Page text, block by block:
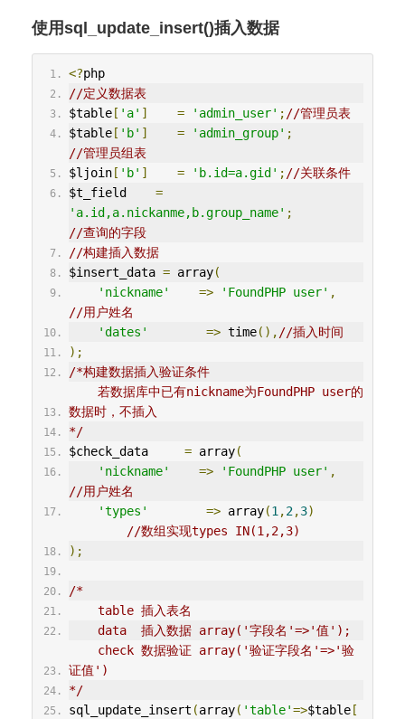
使用sql_update_insert()插入数据
<?php
//定义数据表
$table[ 'a' ] = 'admin_user' ;//管理员表
$table[ 'b' ] = 'admin_group' ;
//管理员组表
$ljoin[ 'b' ] = 'b.id=a.gid' ;//关联条件
$t_field =
'a.id,a.nickanme,b.group_name' ;
//查询的字段
//构建插入数据
$insert_data = array(
'nickname'
=> 'FoundPHP user' ,
//用户姓名
'dates'
=> time(),//插入时间
);
/*构建数据插入验证条件
数据时，不插入
*/
$check_data = array(
'nickname'
=> 'FoundPHP user' ,
//用户姓名
'types'
=> array(1,2,3)
//数组实现types IN(1,2,3)
);
/*
    table 插入表名
    data  插入数据 array('字段名'=>'值');
证值')
*/
sql_update_insert (array( 'table'=>$table[